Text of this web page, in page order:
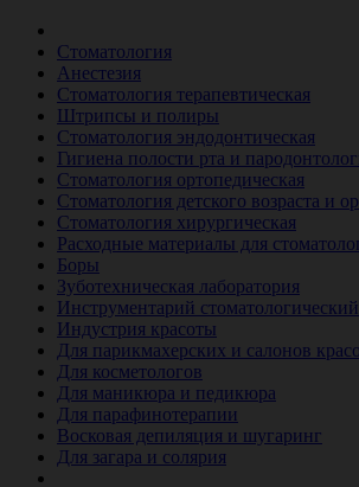
Стоматология
Анестезия
Стоматология терапевтическая
Штрипсы и полиры
Стоматология эндодонтическая
Гигиена полости рта и
Стоматология ортопедическая
Стоматология детского возраста и
Стоматология хирургическая
Расходные материалы для
Боры
Зуботехническая лаборатория
Инструментарий стоматологический
Индустрия красоты
Для парикмахерских и салонов
Для косметологов
Для маникюра и педикюра
Для парафинотерапии
Восковая депиляция и шугаринг
Для загара и солярия